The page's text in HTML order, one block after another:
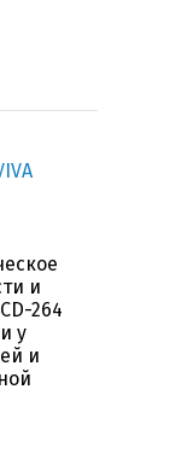
и
264
у
и